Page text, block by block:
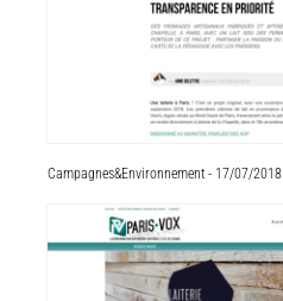
Campagnes&Environnement - 17/07/2018